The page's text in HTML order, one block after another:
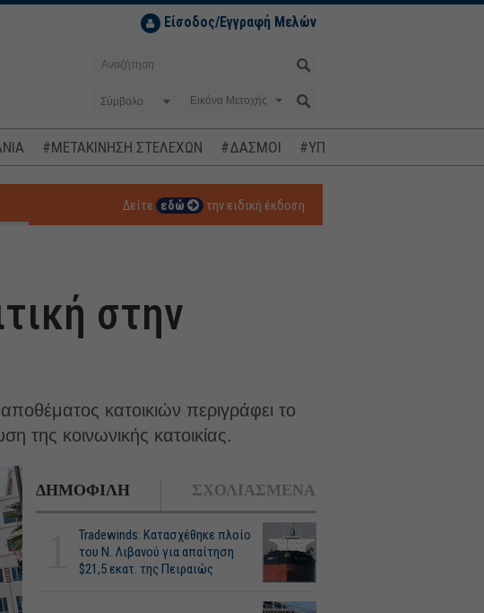
Είσοδος/Εγγραφή Μελών
Σύμβολο
#ΜΕΤΑΚΙΝΗΣΗ ΣΤΕΛΕΧΩΝ #ΔΑΣΜΟΙ #ΥΠΟΚΛΟΠΕΣ
Δείτε εδώ την ειδική έκδοση
στην
κατοικιών περιγράφει το
της κοινωνικής κατοικίας.
ΔΗΜΟΦΙΛΗ ΣΧΟΛΙΑΣΜΕΝΑ
Tradewinds: Κατασχέθηκε πλοίο
του Ν. Λιβανού για απαίτηση
$21,5 εκατ. της Πειραιώς